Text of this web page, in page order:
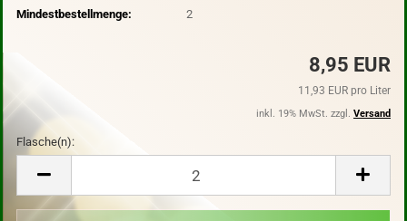
Mindestbestellmenge:
2
8,95 EUR
11,93 EUR pro Liter
inkl. 19% MwSt. zzgl. Versand
Flasche(n):